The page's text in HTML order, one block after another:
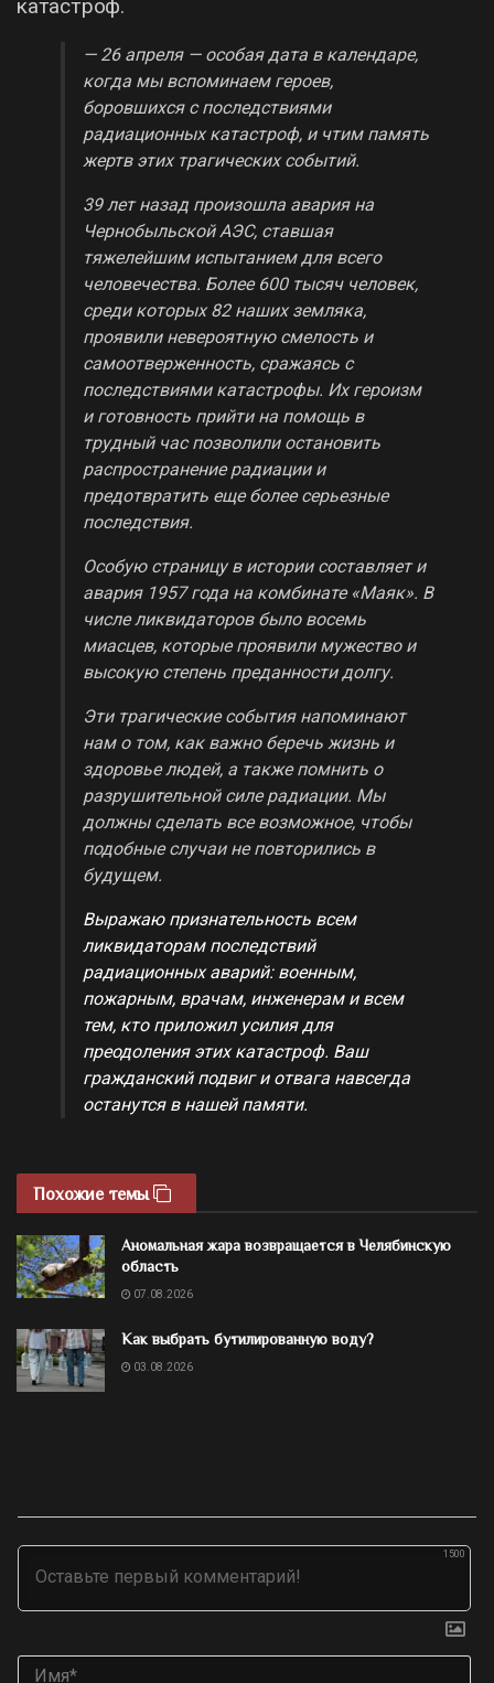
катастроф.
— 26 апреля — особая дата в календаре,
когда мы вспоминаем героев,
боровшихся с последствиями
радиационных катастроф, и чтим память
жертв этих трагических событий.
39 лет назад произошла авария на
Чернобыльской АЭС, ставшая
тяжелейшим испытанием для всего
человечества. Более 600 тысяч человек,
среди которых 82 наших земляка,
проявили невероятную смелость и
самоотверженность, сражаясь с
последствиями катастрофы. Их героизм
и готовность прийти на помощь в
трудный час позволили остановить
распространение радиации и
предотвратить еще более серьезные
последствия.
Особую страницу в истории составляет и
авария 1957 года на комбинате «Маяк». В
числе ликвидаторов было восемь
миасцев, которые проявили мужество и
высокую степень преданности долгу.
Эти трагические события напоминают
нам о том, как важно беречь жизнь и
здоровье людей, а также помнить о
разрушительной силе радиации. Мы
должны сделать все возможное, чтобы
подобные случаи не повторились в
будущем.
Выражаю признательность всем
ликвидаторам последствий
радиационных аварий: военным,
пожарным, врачам, инженерам и всем
тем, кто приложил усилия для
преодоления этих катастроф. Ваш
гражданский подвиг и отвага навсегда
останутся в нашей памяти.
Похожие темы
Аномальная жара возвращается в Челябинскую
область
07.08.2026
Как выбрать бутилированную воду?
03.08.2026
1500